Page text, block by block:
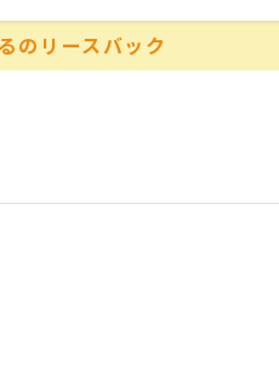
のリースバック